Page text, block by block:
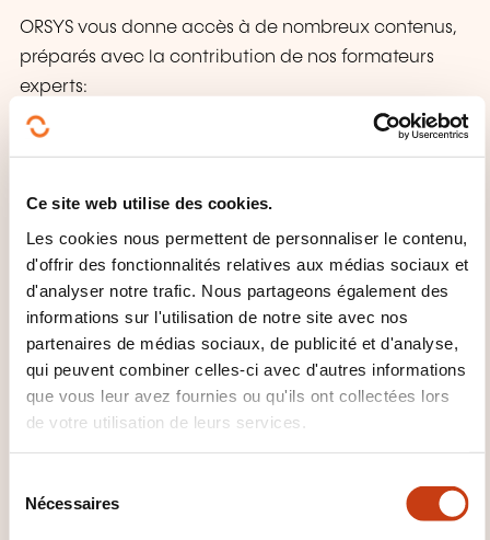
Ce site web utilise des cookies.
Les cookies nous permettent de personnaliser le contenu,
d'offrir des fonctionnalités relatives aux médias sociaux et
d'analyser notre trafic. Nous partageons également des
informations sur l'utilisation de notre site avec nos
partenaires de médias sociaux, de publicité et d'analyse,
qui peuvent combiner celles-ci avec d'autres informations
que vous leur avez fournies ou qu'ils ont collectées lors
de votre utilisation de leurs services.
Nécessaires
ORSYS vous donne accès à de nombreux contenus,
préparés avec la contribution de nos formateurs
experts:
Livres blancs
Fiches pratiques
profondément connecté aux enjeux des entreprises
luxembourgeoises. ORSYS, plus qu’un organisme de
formation: un accélérateur de compétences.